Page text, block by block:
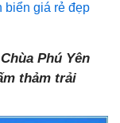
biển giá rẻ đẹp
Phú Yên
thảm trải